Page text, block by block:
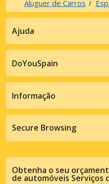
Aluguer de Carros
Ajuda
DoYouSpain
Informação
Secure Browsing
Obtenha o seu
de automóveis Serviços